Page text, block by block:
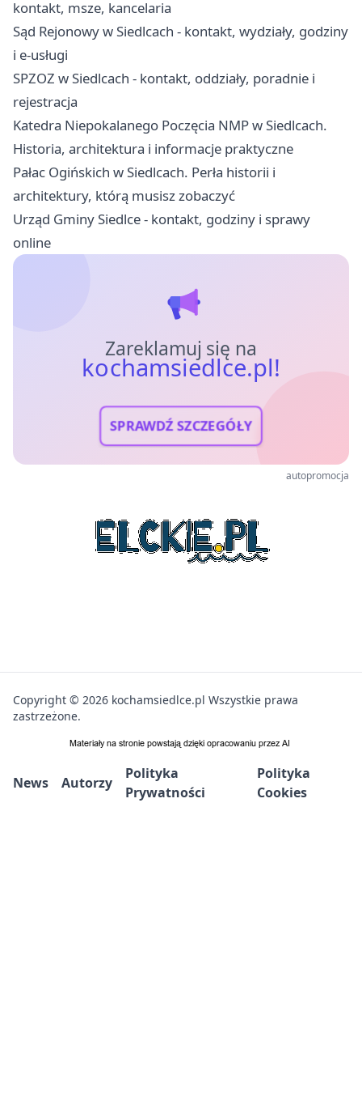
kontakt, msze, kancelaria
Sąd Rejonowy w Siedlcach - kontakt, wydziały, godziny
i e-usługi
SPZOZ w Siedlcach - kontakt, oddziały, poradnie i
rejestracja
Katedra Niepokalanego Poczęcia NMP w Siedlcach.
Historia, architektura i informacje praktyczne
Pałac Ogińskich w Siedlcach. Perła historii i
architektury, którą musisz zobaczyć
Urząd Gminy Siedlce - kontakt, godziny i sprawy
online
Zareklamuj się na
kochamsiedlce.pl!
SPRAWDŹ SZCZEGÓŁY
autopromocja
Copyright © 2026 kochamsiedlce.pl Wszystkie prawa
zastrzeżone.
News Autorzy
Polityka
Prywatności
Polityka
Cookies